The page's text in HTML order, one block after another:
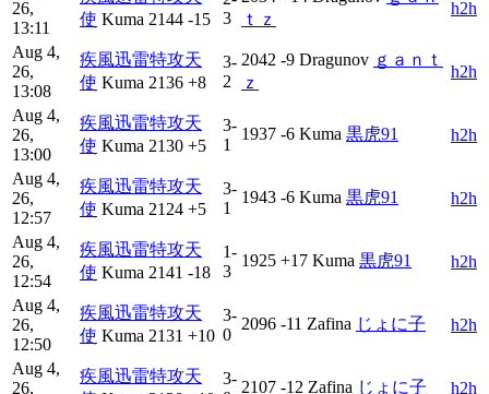
26,
13:11
使 Kuma 2144 -15
3
ｔｚ
h2h
Aug 4,
26,
13:08
疾風迅雷特攻天
使 Kuma 2136 +8
3-
2
2042 -9 Dragunov ｇａｎｔ
ｚ
h2h
Aug 4,
26,
13:00
疾風迅雷特攻天
使 Kuma 2130 +5
3-
1
1937 -6 Kuma 黒虎91 h2h
Aug 4,
26,
12:57
疾風迅雷特攻天
使 Kuma 2124 +5
3-
1
1943 -6 Kuma 黒虎91 h2h
Aug 4,
26,
12:54
疾風迅雷特攻天
使 Kuma 2141 -18
1-
3
1925 +17 Kuma 黒虎91 h2h
Aug 4,
26,
12:50
疾風迅雷特攻天
使 Kuma 2131 +10
3-
0
2096 -11 Zafina じょに子 h2h
Aug 4,
26,
疾風迅雷特攻天
3- 2107 -12 Zafina じょに子 h2h